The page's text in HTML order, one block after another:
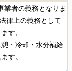
業者の義務となりま
法律上の義務として
す。
憩・冷却・水分補給
す。